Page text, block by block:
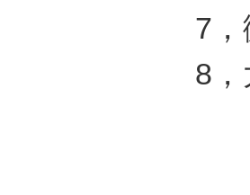
7，微
8，大